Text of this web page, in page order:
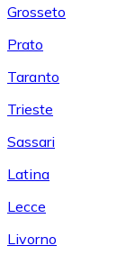
Grosseto
Prato
Taranto
Trieste
Sassari
Latina
Lecce
Livorno